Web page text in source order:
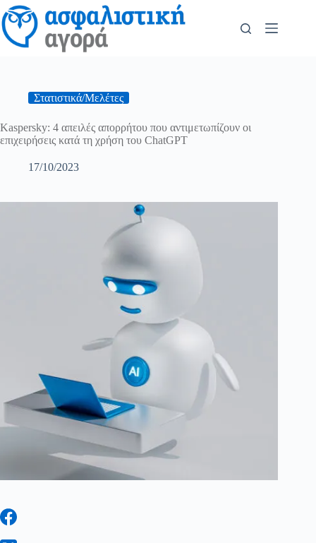
Στατιστικά/Μελέτες
Kaspersky: 4 απειλές απορρήτου που αντιμετωπίζουν οι
επιχειρήσεις κατά τη χρήση του ChatGPT
17/10/2023